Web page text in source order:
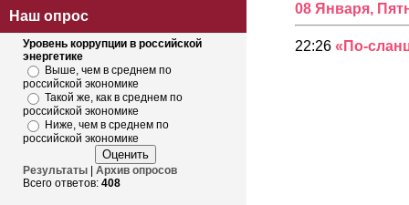
08 Января,
22:26 «По-
Наш опрос
Уровень коррупции в российской
энергетике
Выше, чем в среднем по
российской экономике
Такой же, как в среднем по
российской экономике
Ниже, чем в среднем по
российской экономике
Результаты
Архив опросов
Всего ответов: 408